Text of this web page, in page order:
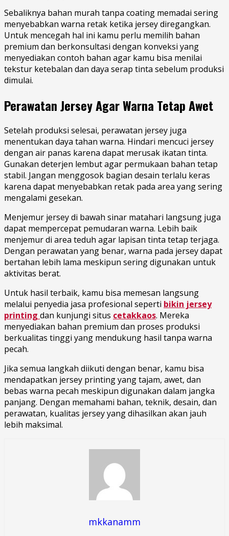
Sebaliknya bahan murah tanpa coating memadai sering
menyebabkan warna retak ketika jersey diregangkan.
Untuk mencegah hal ini kamu perlu memilih bahan
premium dan berkonsultasi dengan konveksi yang
menyediakan contoh bahan agar kamu bisa menilai
tekstur ketebalan dan daya serap tinta sebelum produksi
dimulai.
Perawatan Jersey Agar Warna Tetap Awet
Setelah produksi selesai, perawatan jersey juga
menentukan daya tahan warna. Hindari mencuci jersey
dengan air panas karena dapat merusak ikatan tinta.
Gunakan deterjen lembut agar permukaan bahan tetap
stabil. Jangan menggosok bagian desain terlalu keras
karena dapat menyebabkan retak pada area yang sering
mengalami gesekan.
Menjemur jersey di bawah sinar matahari langsung juga
dapat mempercepat pemudaran warna. Lebih baik
menjemur di area teduh agar lapisan tinta tetap terjaga.
Dengan perawatan yang benar, warna pada jersey dapat
bertahan lebih lama meskipun sering digunakan untuk
aktivitas berat.
Untuk hasil terbaik, kamu bisa memesan langsung
melalui penyedia jasa profesional seperti bikin jersey
printing dan kunjungi situs cetakkaos. Mereka
menyediakan bahan premium dan proses produksi
berkualitas tinggi yang mendukung hasil tanpa warna
pecah.
Jika semua langkah diikuti dengan benar, kamu bisa
mendapatkan jersey printing yang tajam, awet, dan
bebas warna pecah meskipun digunakan dalam jangka
panjang. Dengan memahami bahan, teknik, desain, dan
perawatan, kualitas jersey yang dihasilkan akan jauh
lebih maksimal.
mkkanamm